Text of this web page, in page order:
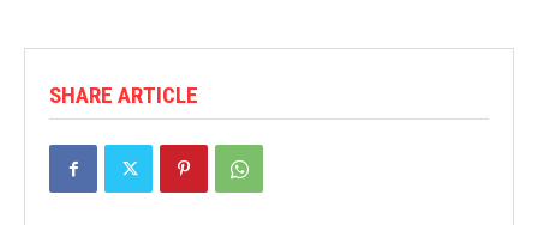
SHARE ARTICLE